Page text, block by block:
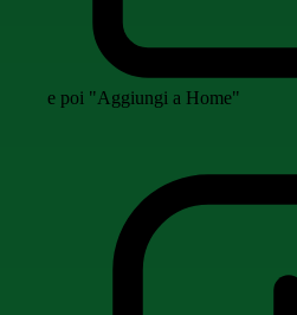
e poi "Aggiungi a Home"